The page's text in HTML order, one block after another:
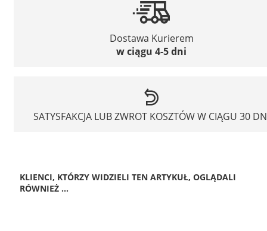
Dostawa Kurierem
w ciągu 4-5 dni
SATYSFAKCJA LUB ZWROT KOSZTÓW W CIĄGU 30
KLIENCI, KTÓRZY WIDZIELI TEN ARTYKUŁ, OGLĄDALI
RÓWNIEŻ ...